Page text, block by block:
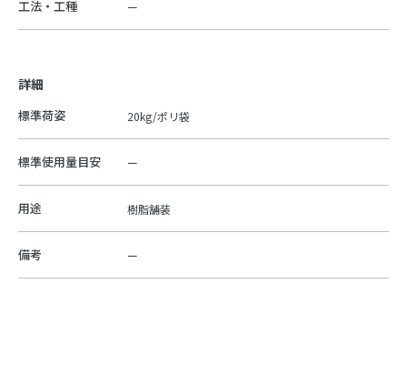
工法・工種 ー
詳細
標準荷姿 20kg/ポリ袋
標準使用量目安 ー
用途 樹脂舗装
備考 ー